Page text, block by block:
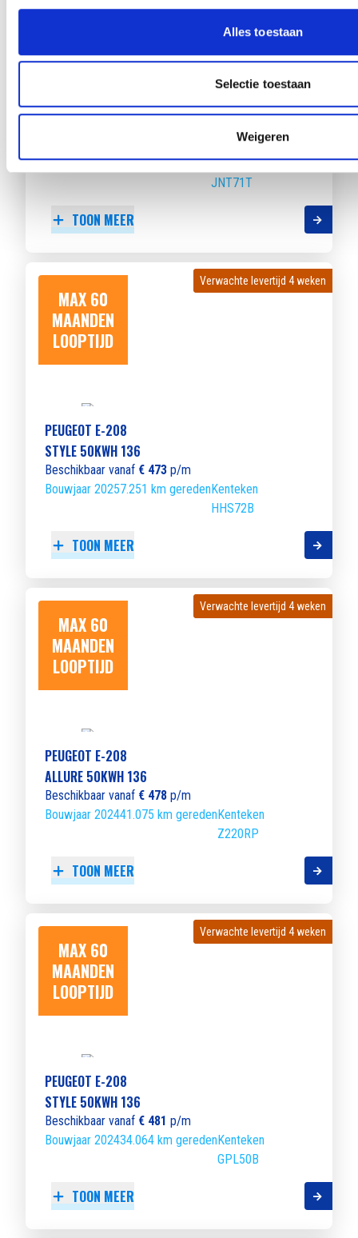
Alles toestaan
Selectie toestaan
Weigeren
LOOPTIJD
PEUGEOT E-208
Bouwjaar 20257.269 km geredenKenteken
JNT71T
TOON MEER
MAX 60
MAANDEN
LOOPTIJD
Verwachte levertijd 4 weken
Verwachte levertijd 4 weken
PEUGEOT E-208
STYLE 50KWH 136
Beschikbaar vanaf € 473 p/m
Bouwjaar 20257.251 km geredenKenteken
HHS72B
TOON MEER
MAX 60
MAANDEN
LOOPTIJD
Verwachte levertijd 4 weken
Verwachte levertijd 4 weken
PEUGEOT E-208
ALLURE 50KWH 136
Beschikbaar vanaf € 478 p/m
Bouwjaar 202441.075 km geredenKenteken
Z220RP
TOON MEER
MAX 60
MAANDEN
LOOPTIJD
Verwachte levertijd 4 weken
Verwachte levertijd 4 weken
PEUGEOT E-208
STYLE 50KWH 136
Beschikbaar vanaf € 481 p/m
Bouwjaar 202434.064 km geredenKenteken
GPL50B
TOON MEER